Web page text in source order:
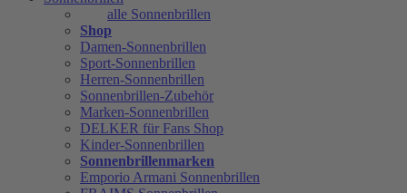
alle Sonnenbrillen
Shop
Damen-Sonnenbrillen
Sport-Sonnenbrillen
Herren-Sonnenbrillen
Sonnenbrillen-Zubehör
Marken-Sonnenbrillen
DELKER für Fans Shop
Kinder-Sonnenbrillen
Sonnenbrillenmarken
Emporio Armani Sonnenbrillen